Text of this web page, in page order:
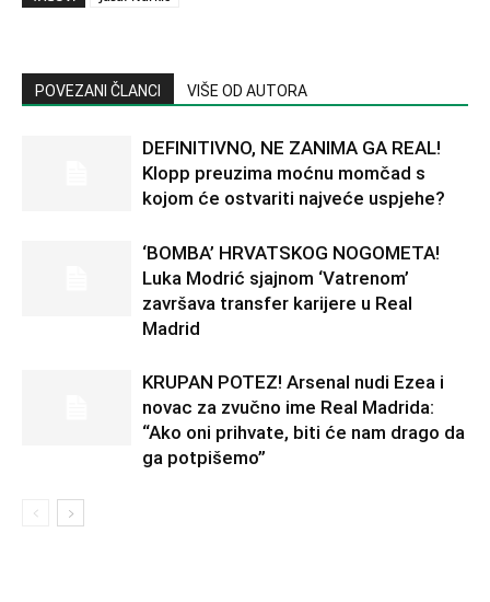
POVEZANI ČLANCI VIŠE OD AUTORA
DEFINITIVNO, NE ZANIMA GA REAL!
Klopp preuzima moćnu momčad s
kojom će ostvariti najveće uspjehe?
‘BOMBA’ HRVATSKOG NOGOMETA!
Luka Modrić sjajnom ‘Vatrenom’
završava transfer karijere u Real
Madrid
KRUPAN POTEZ! Arsenal nudi Ezea i
novac za zvučno ime Real Madrida:
“Ako oni prihvate, biti će nam drago da
ga potpišemo”